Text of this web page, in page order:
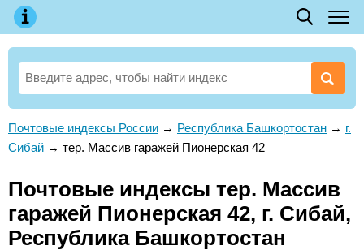
Почтовые индексы России → Республика Башкортостан → г.
Сибай → тер. Массив гаражей Пионерская 42
Почтовые индексы тер. Массив
гаражей Пионерская 42, г. Сибай,
Республика Башкортостан